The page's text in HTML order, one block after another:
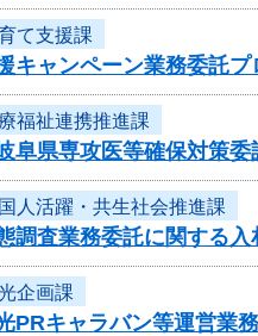
て支援課
キャンペーン業務委託プ
福祉連携推進課
阜県専攻医等確保対策委
人活躍・共生社会推進課
調査業務委託に関する入
企画課
PRキャラバン等運営業